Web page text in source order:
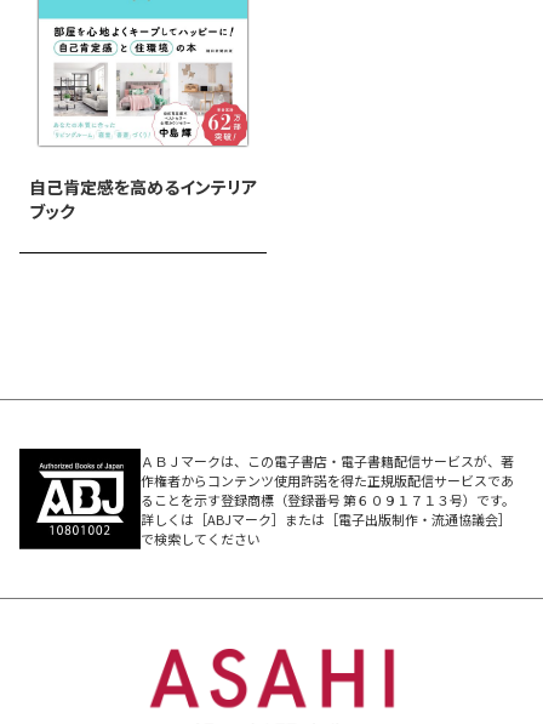
自己肯定感を高めるインテリア
ブック
ＡＢＪマークは、この電子書店・電子書籍配信サービスが、著
作権者からコンテンツ使用許諾を得た正規版配信サービスであ
ることを示す登録商標（登録番号 第６０９１７１３号）です。
詳しくは［ABJマーク］または［電子出版制作・流通協議会］
で検索してください